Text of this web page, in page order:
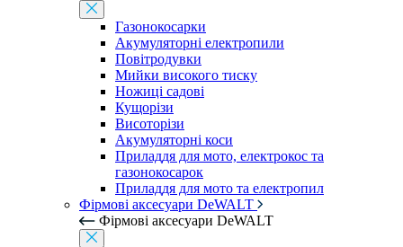
Газонокосарки
Акумуляторні електропили
Повітродувки
Мийки високого тиску
Ножиці садові
Кущорізи
Висоторізи
Акумуляторні коси
Приладдя для мото, електрокос та
газонокосарок
Приладдя для мото та електропил
Фірмові аксесуари DeWALT
Фірмові аксесуари DeWALT